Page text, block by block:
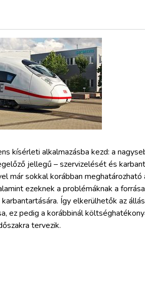
kísérleti alkalmazásba kezd: a
jellegű – szervizelését és
már sokkal korábban
ezeknek a problémáknak a
Így elkerülhetők az
ez pedig a korábbinál
tervezik.